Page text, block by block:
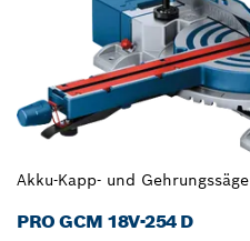
Akku-Kapp- und Gehrungssäge
PRO GCM 18V-254 D